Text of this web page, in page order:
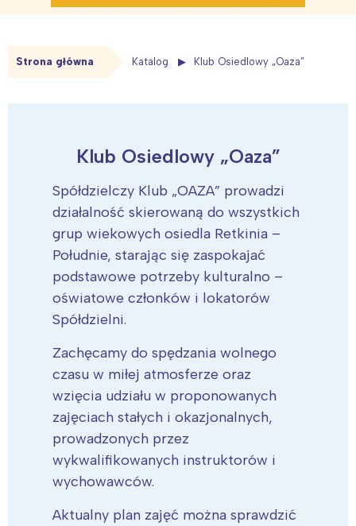
Strona główna Katalog Klub Osiedlowy „Oaza”
Klub Osiedlowy „Oaza”
Spółdzielczy Klub „OAZA” prowadzi
działalność skierowaną do wszystkich
grup wiekowych osiedla Retkinia –
Południe, starając się zaspokajać
podstawowe potrzeby kulturalno –
oświatowe członków i lokatorów
Spółdzielni.
Zachęcamy do spędzania wolnego
czasu w miłej atmosferze oraz
wzięcia udziału w proponowanych
zajęciach stałych i okazjonalnych,
prowadzonych przez
wykwalifikowanych instruktorów i
wychowawców.
Aktualny plan zajęć można sprawdzić